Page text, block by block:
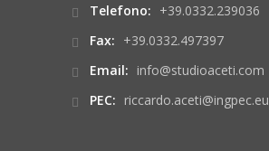
Telefono: +39.0332.239036
Fax: +39.0332.497397
Email: info@studioaceti.com
PEC: riccardo.aceti@ingpec.eu